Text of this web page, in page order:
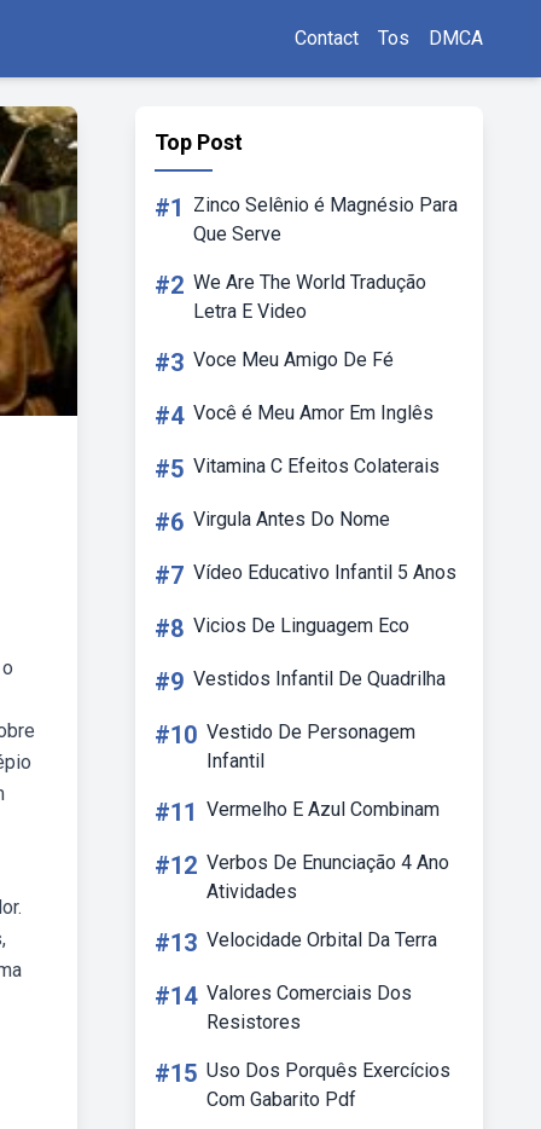
Contact Tos DMCA
Top Post
#1
Zinco Selênio é Magnésio Para
Que Serve
#2 We Are The World Tradução
Letra E Video
#3 Voce Meu Amigo De Fé
#4 Você é Meu Amor Em Inglês
#5 Vitamina C Efeitos Colaterais
#6 Virgula Antes Do Nome
#7 Vídeo Educativo Infantil 5 Anos
#8 Vicios De Linguagem Eco
#9 Vestidos Infantil De Quadrilha
#10 Vestido De Personagem
Infantil
#11 Vermelho E Azul Combinam
#12 Verbos De Enunciação 4 Ano
Atividades
#13 Velocidade Orbital Da Terra
#14 Valores Comerciais Dos
Resistores
#15 Uso Dos Porquês Exercícios
Com Gabarito Pdf